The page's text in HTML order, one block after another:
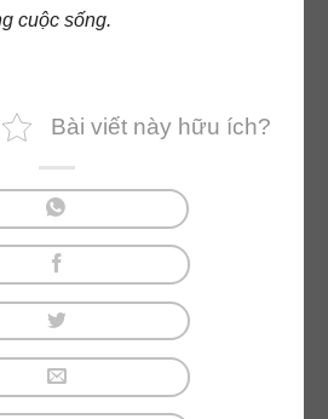
cuộc sống.
Bài viết này hữu ích?